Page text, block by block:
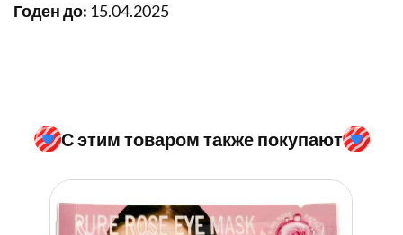
Годен до: 15.04.2025
С этим товаром также покупают